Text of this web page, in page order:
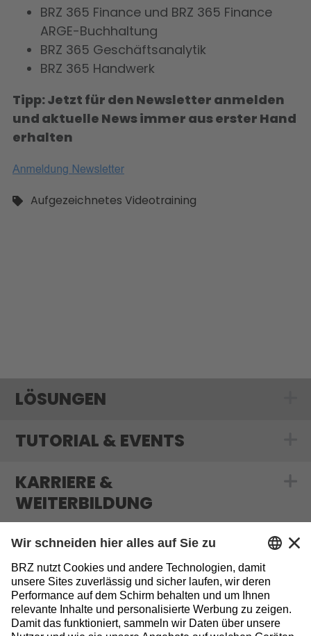
BRZ 365 Finance und BRZ 365 Finance
ARGE-Buchhaltung
BRZ 365 Geschäftsanalytik
BRZ 365 Handwerk
Tipp: Jetzt für den Newsletter anmelden
und aktuelle News immer aus erster Hand
erhalten
Aufgezeichnetes Videotraining
LÖSUNGEN
TUTORIAL & EVENTS
KARRIERE &
WEITERBILDUNG
Show
MEDIATHEK & BLOG Show
INFORMATIONEN
Sitemap